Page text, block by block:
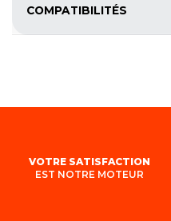
COMPATIBILITÉS
VOTRE SATISFACTION
EST NOTRE MOTEUR